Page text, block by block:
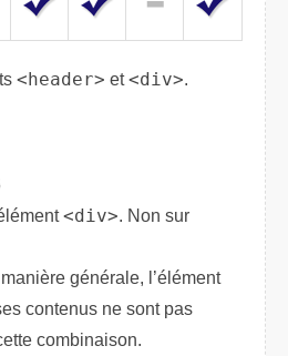
<header> et<div>.
<div>. Non sur
générale, l’élément
contenus ne sont pas
combinaison.